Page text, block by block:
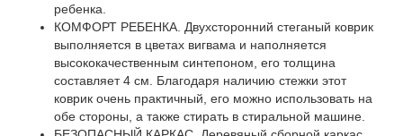
ребенка.
КОМФОРТ РЕБЕНКА. Двухсторонний стеганый коврик
выполняется в цветах вигвама и наполняется
высококачественным синтепоном, его толщина
составляет 4 см. Благодаря наличию стежки этот
коврик очень практичный, его можно использовать на
обе стороны, а также стирать в стиральной машине.